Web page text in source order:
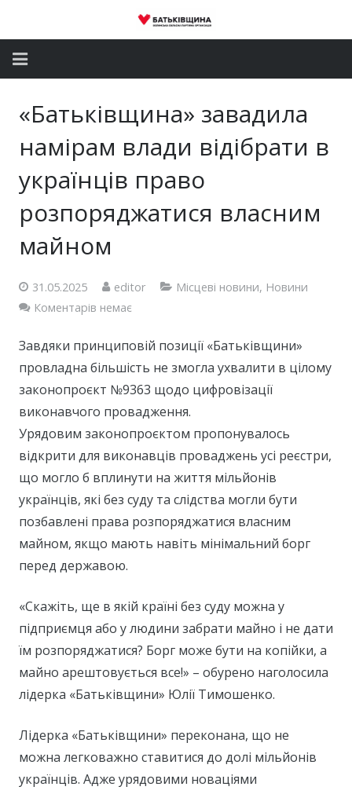
Депутатський корпус
Громадські приймальні
Контакти
«Батьківщина» завадила
намірам влади відібрати в
українців право
розпоряджатися власним
майном
31.05.2025 editor Місцеві новини, Новини
Коментарів немає
Завдяки принциповій позиції «Батьківщини»
провладна більшість не змогла ухвалити в цілому
законопроєкт №9363 щодо цифровізації
виконавчого провадження.
Урядовим законопроєктом пропонувалось
відкрити для виконавців проваджень усі реєстри,
що могло б вплинути на життя мільйонів
українців, які без суду та слідства могли бути
позбавлені права розпоряджатися власним
майном, якщо мають навіть мінімальний борг
перед державою.
«Скажіть, ще в якій країні без суду можна у
підприємця або у людини забрати майно і не дати
їм розпоряджатися? Борг може бути на копійки, а
майно арештовується все!» – обурено наголосила
лідерка «Батьківщини» Юлії Тимошенко.
Лідерка «Батьківщини» переконана, що не
можна легковажно ставитися до долі мільйонів
українців. Адже урядовими новаціями